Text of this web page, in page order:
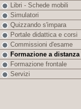
Libri - Schede mobili
Simulatori
Quizzando s'impara
Portale didattica e corsi
Commissioni d'esame
Formazione a distanza
Formazione frontale
Servizi